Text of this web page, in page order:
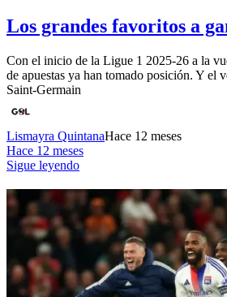
Los grandes favoritos a
Con el inicio de la Ligue 1 2025-26 a la
de apuestas ya han tomado posición. Y el
Saint-Germain
Lismayra QuintanaHace 12 meses
Hace 12 meses
Sigue leyendo